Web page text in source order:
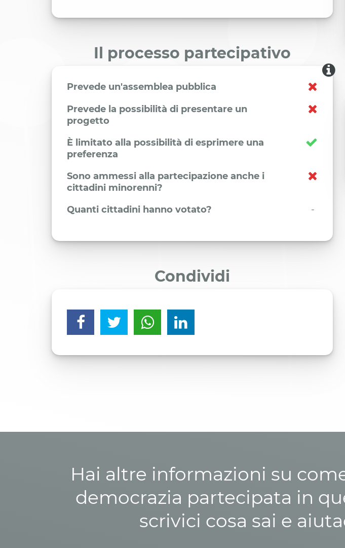
Il processo partecipativo
Prevede un'assemblea pubblica
Prevede la possibilità di presentare un
progetto
È limitato alla possibilità di esprimere una
preferenza
Sono ammessi alla partecipazione anche i
cittadini minorenni?
Quanti cittadini hanno votato?
-
Condividi
Hai altre informazioni su
democrazia partecipata in
scrivici cosa sai e